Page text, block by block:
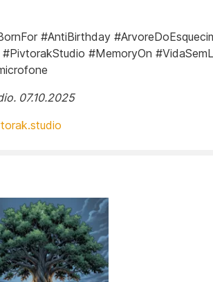
#AntiBirthday
#MemoryOn
07.10.2025